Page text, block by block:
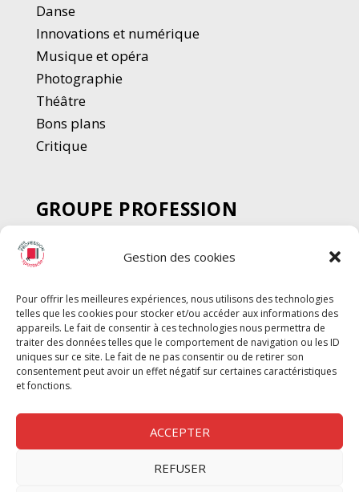
Gestion des cookies
Pour offrir les meilleures expériences, nous utilisons des technologies
telles que les cookies pour stocker et/ou accéder aux informations des
appareils. Le fait de consentir à ces technologies nous permettra de
traiter des données telles que le comportement de navigation ou les ID
uniques sur ce site. Le fait de ne pas consentir ou de retirer son
consentement peut avoir un effet négatif sur certaines caractéristiques
et fonctions.
ACCEPTER
REFUSER
Danse
Innovations et numérique
Musique et opéra
Photographie
Théâtre
Bons plans
Critique
GROUPE PROFESSION
SPECTACLE
Chèque Intermittents
Chèque Compta
Chèque Emploi Spectacle
G-Pods
Profession Audio-visuel